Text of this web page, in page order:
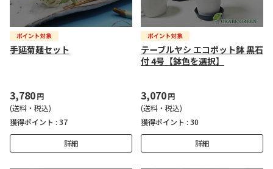
手延菊麺セット
3,780円
(送料・税込)
獲得ポイント : 37
詳細
テーブルヤシ エコポット鉢 黒石
付 4号【鉢色を選択】
3,070円
(送料・税込)
獲得ポイント : 30
詳細